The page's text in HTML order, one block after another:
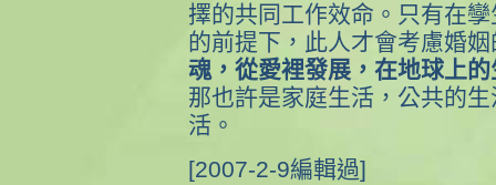
擇的共同工作效命。只有在
的前提下，此人才會考慮婚
魂，從愛裡發展，在地球上
那也許是家庭生活，公共的
活。
[2007-2-9編輯過]